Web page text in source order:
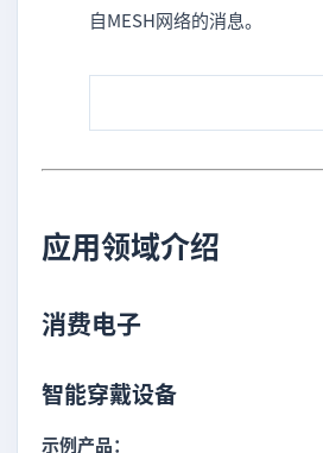
自MESH网络的消息。
应用领域介绍
消费电子
智能穿戴设备
示例产品：